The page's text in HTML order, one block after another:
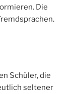
Die
Schüler, die
seltener